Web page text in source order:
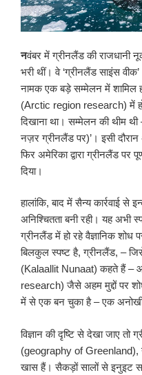
नवंबर में ग्रीनलैंड की राजधानी
भरी थीं। वे ‘ग्रीनलैंड साइंस वीक’
नामक एक बड़े सम्मेलन में शामिल
(Arctic region research) में
दिखाना था। सम्मेलन की थीम
नज़र ग्रीनलैंड पर)’। इसी
फिर अमेरिका द्वारा ग्रीनलैंड पर
दिया।
हालांकि, बाद में सैन्य कार्रवाई
अनिश्चितता बनी रही। यह अभी
ग्रीनलैंड में हो रहे वैज्ञानिक
बिलकुल स्पष्ट है, ग्रीनलैंड, – जिसे
(Kalaallit Nunaat) कहते हैं –
research) जैसे अहम मुद्दों पर
में से एक बन चुका है – एक अनोखी
विज्ञान की दृष्टि से देखा जाए तो
(geography of Greenland),
खास हैं। सैकड़ों सालों से इनुइट